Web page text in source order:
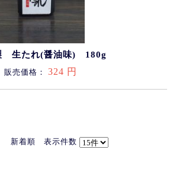
生たれ(醤油味) 180g
販売価格： 324 円
新着順 表示件数